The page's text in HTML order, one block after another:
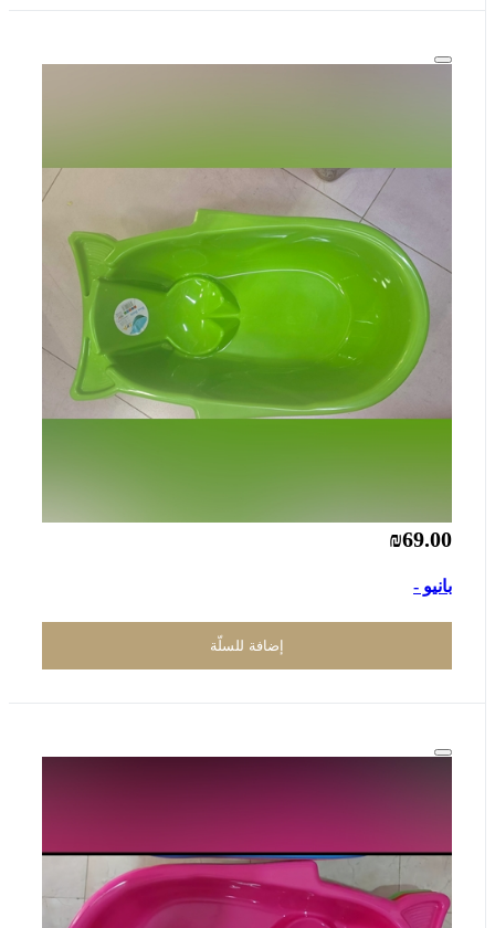
₪69.00
بانيو -
إضافة للسلّة